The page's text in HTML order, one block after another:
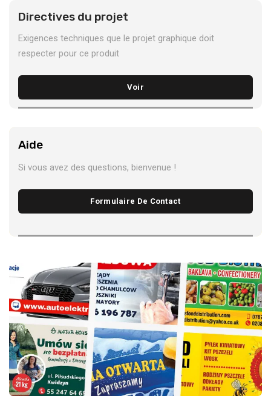
Directives du projet
Exigences techniques que le projet graphique doit
respecter pour ce produit
Voir
Aide
Si vous avez des questions, bienvenue !
Formulaire De Contact